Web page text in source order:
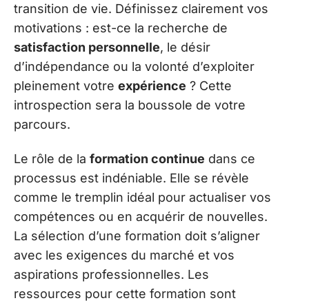
transition de vie. Définissez clairement vos
motivations : est-ce la recherche de
satisfaction personnelle, le désir
d’indépendance ou la volonté d’exploiter
pleinement votre expérience ? Cette
introspection sera la boussole de votre
parcours.
Le rôle de la formation continue dans ce
processus est indéniable. Elle se révèle
comme le tremplin idéal pour actualiser vos
compétences ou en acquérir de nouvelles.
La sélection d’une formation doit s’aligner
avec les exigences du marché et vos
aspirations professionnelles. Les
ressources pour cette formation sont